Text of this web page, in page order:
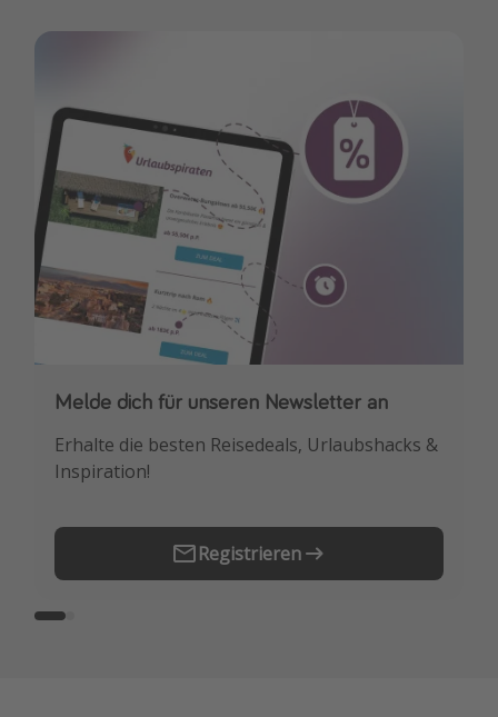
Melde dich für unseren Newsletter an
Erhalte die besten Reisedeals, Urlaubshacks &
Inspiration!
Registrieren
Downloade unsere App
Buche die besten Reiseschnäppchen als
Erstes.